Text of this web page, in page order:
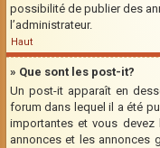
possibilité de publier des
l’administrateur.
Haut
» Que sont les post-it?
Un post-it apparaît en
forum dans lequel il a été
importantes et vous devez
annonces et les annonces